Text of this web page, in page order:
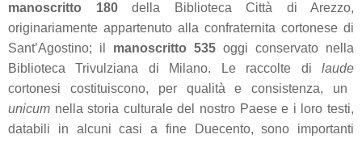
manoscritto 180 della Biblioteca Città di Arezzo,
originariamente appartenuto alla confraternita cortonese di
Sant’Agostino; il manoscritto 535 oggi conservato nella
Biblioteca Trivulziana di Milano. Le raccolte di laude
cortonesi costituiscono, per qualità e consistenza, un
unicum nella storia culturale del nostro Paese e i loro testi,
databili in alcuni casi a fine Duecento, sono importanti